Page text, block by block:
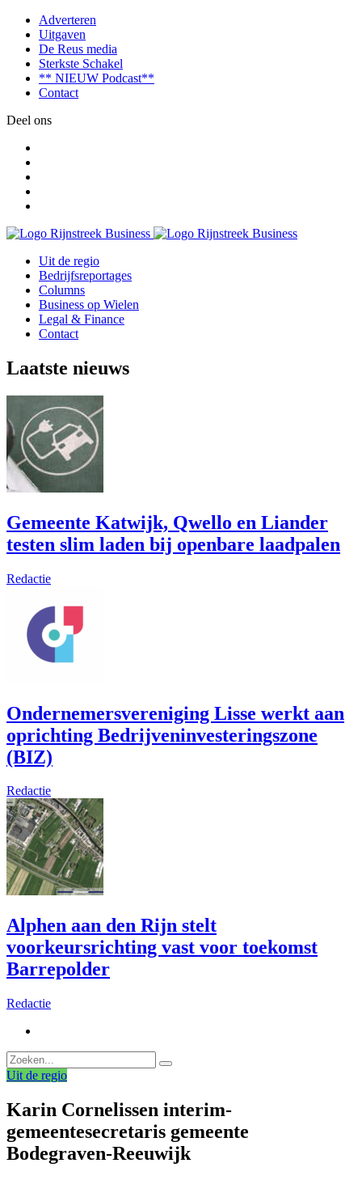
Adverteren
Uitgaven
De Reus media
Sterkste Schakel
** NIEUW Podcast**
Contact
Deel ons
Uit de regio
Bedrijfsreportages
Columns
Business op Wielen
Legal & Finance
Contact
Laatste nieuws
Gemeente Katwijk, Qwello en Liander
testen slim laden bij openbare laadpalen
Redactie
Ondernemersvereniging Lisse werkt aan
oprichting Bedrijveninvesteringszone
(BIZ)
Redactie
Alphen aan den Rijn stelt
voorkeursrichting vast voor toekomst
Barrepolder
Redactie
Uit de regio
Karin Cornelissen interim-
gemeentesecretaris gemeente
Bodegraven-Reeuwijk